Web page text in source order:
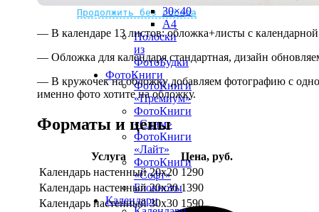
Продолжить без города
30×40
A4
Полоски
из
ФотоБудки
ФотоКниги
ФотоКниги
«Премиум»
ФотоКниги
«Слим»
ФотоКниги
«Лайт»
ФотоКниги
«Софт»
Блокноты
Календари
— В календаре 13 листов: обложка+листы с календарной
— Обложка для календаря стандартная, дизайн
— В кружочек на обложку добавляем фотографию с
именно фото хотите на обложку.
Форматы и цены
Услуга
Цена, руб.
Календарь настенный 20х20 1290
Календарь настенный 20х30 1390
Календарь настенный 30х30 1590